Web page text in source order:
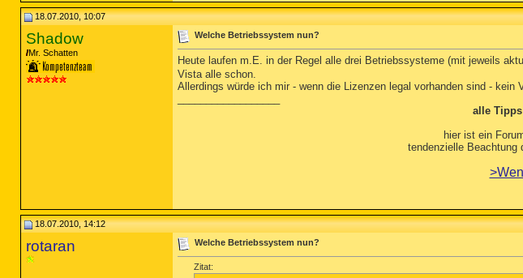
18.07.2010, 10:07
Shadow
Mr. Schatten
Welche Betriebssystem nun?
Heute laufen m.E. in der Regel alle drei Betriebssysteme (mit jeweils
Vista alle schon.
Allerdings würde ich mir - wenn die Lizenzen legal vorhanden sind -
alle
hier ist ein
tendenzielle Beachtung
18.07.2010, 14:12
rotaran Welche Betriebssystem nun?
Zitat: